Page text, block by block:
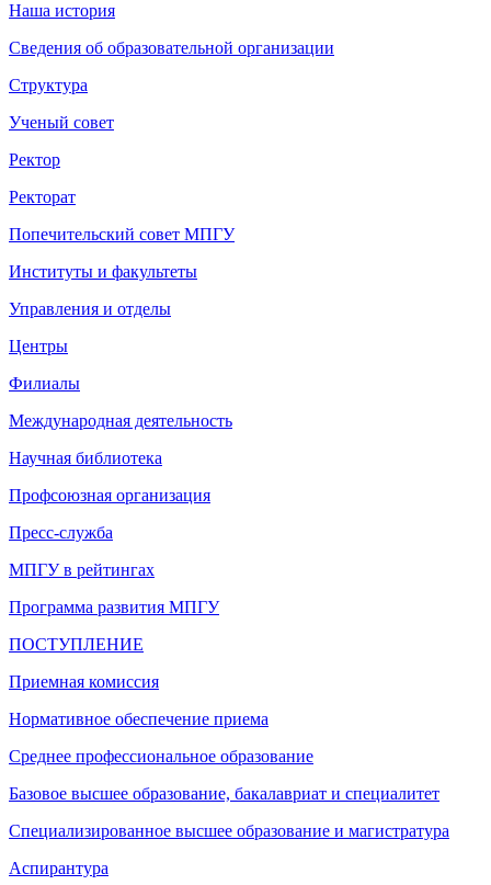
Наша история
Сведения об образовательной организации
Структура
Ученый совет
Ректор
Ректорат
Попечительский совет МПГУ
Институты и факультеты
Управления и отделы
Центры
Филиалы
Международная деятельность
Научная библиотека
Профсоюзная организация
Пресс-служба
МПГУ в рейтингах
Программа развития МПГУ
ПОСТУПЛЕНИЕ
Приемная комиссия
Нормативное обеспечение приема
Среднее профессиональное образование
Базовое высшее образование, бакалавриат и специалитет
Специализированное высшее образование и магистратура
Аспирантура